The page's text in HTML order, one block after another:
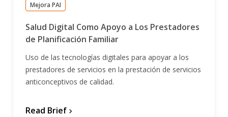
Mejora PAI
Salud Digital Como Apoyo a Los Prestadores
de Planificación Familiar
Uso de las tecnologías digitales para apoyar a los
prestadores de servicios en la prestación de servicios
anticonceptivos de calidad.
Read Brief chevron_forward